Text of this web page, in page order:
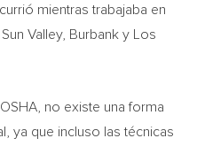
mientras trabajaba en
Sun Valley, Burbank y Los
no existe una forma
ya que incluso las técnicas